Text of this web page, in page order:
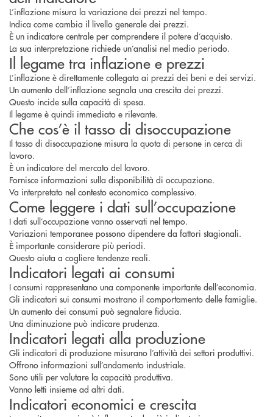
L’inflazione misura la variazione dei prezzi nel tempo.
Indica come cambia il livello generale dei prezzi.
È un indicatore centrale per comprendere il potere d’acquisto.
La sua interpretazione richiede un’analisi nel medio periodo.
Il legame tra inflazione e prezzi
L’inflazione è direttamente collegata ai prezzi dei beni e dei servizi.
Un aumento dell’inflazione segnala una crescita dei prezzi.
Questo incide sulla capacità di spesa.
Il legame è quindi immediato e rilevante.
Che cos’è il tasso di disoccupazione
Il tasso di disoccupazione misura la quota di persone in cerca di
lavoro.
È un indicatore del mercato del lavoro.
Fornisce informazioni sulla disponibilità di occupazione.
Va interpretato nel contesto economico complessivo.
Come leggere i dati sull’occupazione
I dati sull’occupazione vanno osservati nel tempo.
Variazioni temporanee possono dipendere da fattori stagionali.
È importante considerare più periodi.
Questo aiuta a cogliere tendenze reali.
Indicatori legati ai consumi
I consumi rappresentano una componente importante dell’economia.
Gli indicatori sui consumi mostrano il comportamento delle famiglie.
Un aumento dei consumi può segnalare fiducia.
Una diminuzione può indicare prudenza.
Indicatori legati alla produzione
Gli indicatori di produzione misurano l’attività dei settori produttivi.
Offrono informazioni sull’andamento industriale.
Sono utili per valutare la capacità produttiva.
Vanno letti insieme ad altri dati.
Indicatori economici e crescita